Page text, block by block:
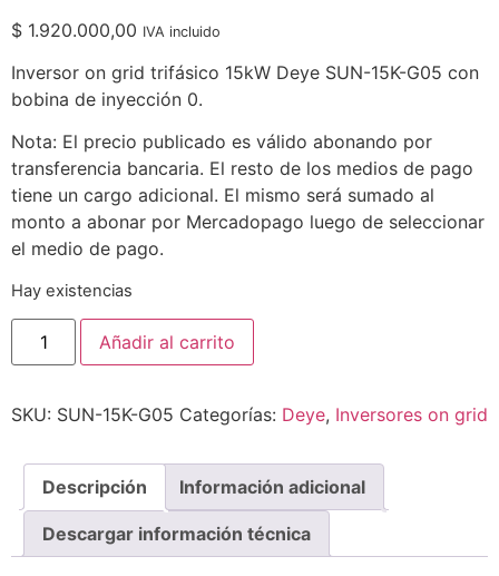
$ 1.920.000,00 IVA incluido
Inversor on grid trifásico 15kW Deye SUN-15K-G05 con
bobina de inyección 0.
Nota: El precio publicado es válido abonando por
transferencia bancaria. El resto de los medios de pago
tiene un cargo adicional. El mismo será sumado al
monto a abonar por Mercadopago luego de seleccionar
el medio de pago.
Hay existencias
Añadir al carrito
SKU: SUN-15K-G05 Categorías: Deye, Inversores on grid
Descripción Información adicional
Descargar información técnica